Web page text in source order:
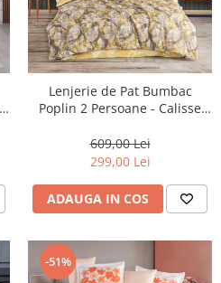
Lenjerie de Pat Bumbac
Poplin 2 Persoane - Calisse
609,00 Lei
299,00 Lei
ADAUGA IN COS
-51%